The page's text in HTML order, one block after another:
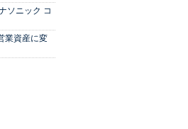
ソニック コ
業資産に変